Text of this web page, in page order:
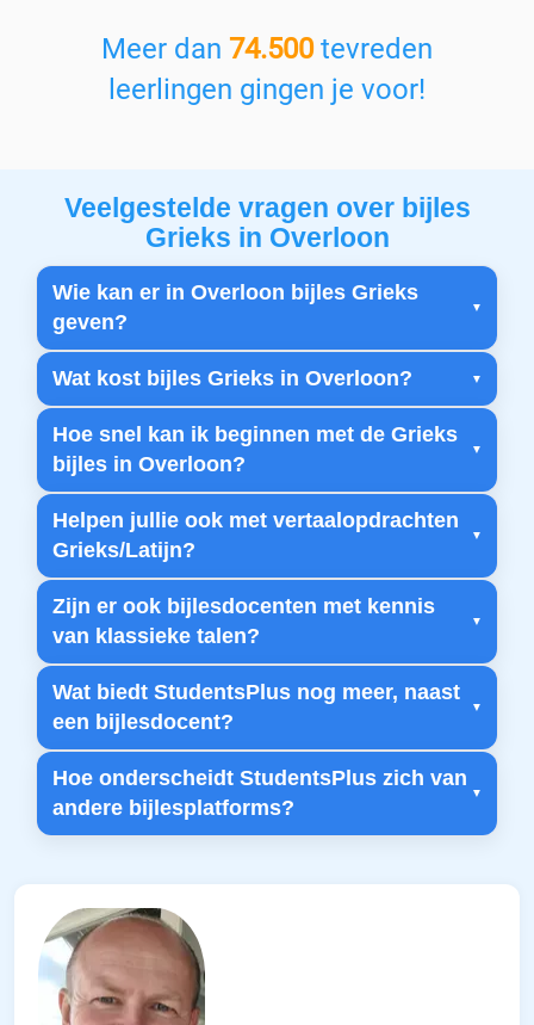
Meer dan 74.500tevreden
leerlingen gingen je voor!
Veelgestelde vragen over bijles
Grieks in Overloon
Wie kan er in Overloon bijles Grieks
geven?
Wat kost bijles Grieks in Overloon?
Hoe snel kan ik beginnen met de Grieks
bijles in Overloon?
Helpen jullie ook met vertaalopdrachten
Grieks/Latijn?
Zijn er ook bijlesdocenten met kennis
van klassieke talen?
Wat biedt StudentsPlus nog meer, naast
een bijlesdocent?
Hoe onderscheidt StudentsPlus zich van
andere bijlesplatforms?